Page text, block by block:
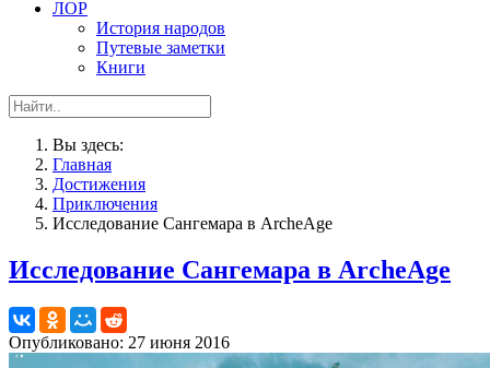
ЛОР
История народов
Путевые заметки
Книги
Вы здесь:
Главная
Достижения
Приключения
Исследование Сангемара в ArcheAge
Исследование Сангемара в ArcheAge
Опубликовано: 27 июня 2016